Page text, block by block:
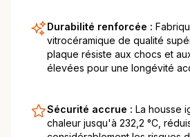
Durabilité renforcée :
vitrocéramique de qualité
plaque résiste aux chocs et
élevées pour une longévité
Sécurité accrue : La housse
chaleur jusqu'à 232,2 °C,